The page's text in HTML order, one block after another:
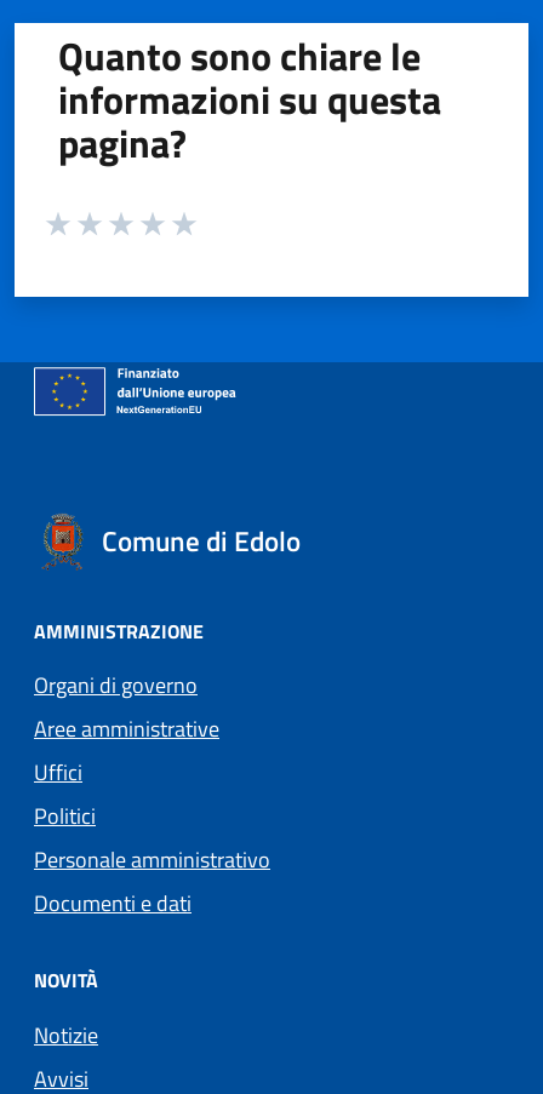
Quanto sono chiare le
informazioni su questa
pagina?
Valuta da 1 a 5 stelle la pagina
Comune di Edolo
AMMINISTRAZIONE
Organi di governo
Aree amministrative
Uffici
Politici
Personale amministrativo
Documenti e dati
NOVITÀ
Notizie
Avvisi